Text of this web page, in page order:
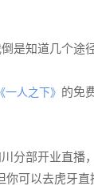
是知道几个途径
《一人之下》 的免
分部开业直播
可以去虎牙